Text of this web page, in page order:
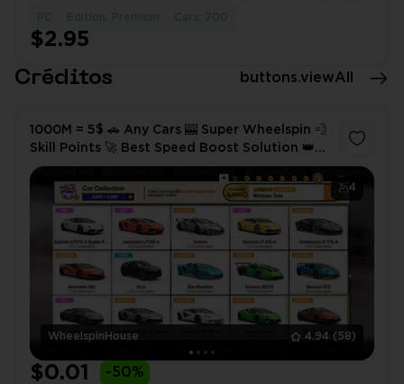
$2.95
Créditos buttons.viewAll
4
WheelspinHouse 4.94 (58)
1000M = 5$ 🚗 Any Cars 🎰 Super Wheelspin 💨
Skill Points 🚀 Best Speed Boost Solution 👑
Without Bans 🎮 Microsoft & Steam & Xbox
$0.01 -50%